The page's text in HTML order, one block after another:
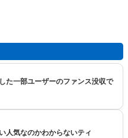
た一部ユーザーのファンス没収で
人気なのかわからないティ